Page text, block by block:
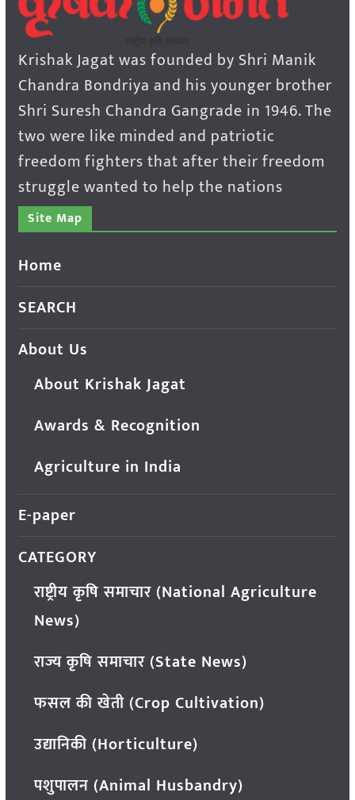
Krishak Jagat was founded by Shri Manik
Chandra Bondriya and his younger brother
Shri Suresh Chandra Gangrade in 1946. The
two were like minded and patriotic
freedom fighters that after their freedom
struggle wanted to help the nations
Site Map
Home
SEARCH
About Us
About Krishak Jagat
Awards & Recognition
Agriculture in India
E-paper
CATEGORY
राष्ट्रीय कृषि समाचार (National Agriculture
News)
राज्य कृषि समाचार (State News)
फसल की खेती (Crop Cultivation)
उद्यानिकी (Horticulture)
पशुपालन (Animal Husbandry)